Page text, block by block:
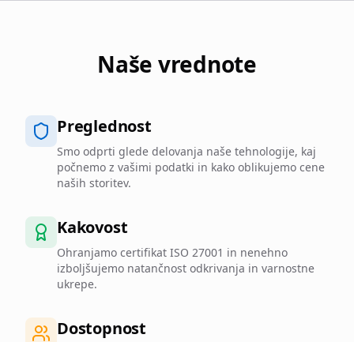
Naše vrednote
Preglednost
Smo odprti glede delovanja naše tehnologije, kaj
počnemo z vašimi podatki in kako oblikujemo cene
naših storitev.
Kakovost
Ohranjamo certifikat ISO 27001 in nenehno
izboljšujemo natančnost odkrivanja in varnostne
ukrepe.
Dostopnost